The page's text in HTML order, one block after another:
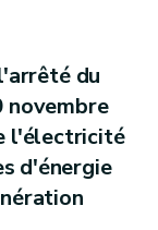
du
novembre
l'électricité
d'énergie